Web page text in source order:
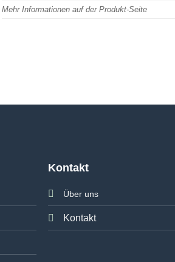
Mehr Informationen auf der Produkt-Seite
Kontakt
Über uns
Kontakt